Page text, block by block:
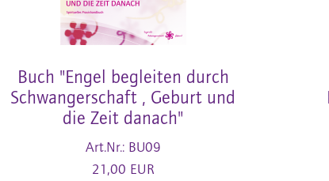
Buch "Engel begleiten durch
Schwangerschaft , Geburt und
die Zeit danach"
Art.Nr.: BU09
21,00 EUR